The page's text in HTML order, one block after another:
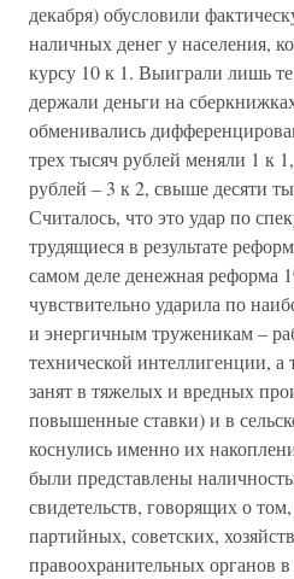
декабря) обусловили
наличных денег у населения,
курсу 10 к 1. Выиграли лишь
держали деньги на
обменивались
трех тысяч рублей меняли 1 к
рублей – 3 к 2, свыше десяти
Считалось, что это удар по
трудящиеся в результате
самом деле денежная реформа
чувствительно ударила по
и энергичным труженикам –
технической интеллигенции,
занят в тяжелых и вредных
повышенные ставки) и в
коснулись именно их
были представлены
свидетельств, говорящих о
партийных, советских,
правоохранительных органов